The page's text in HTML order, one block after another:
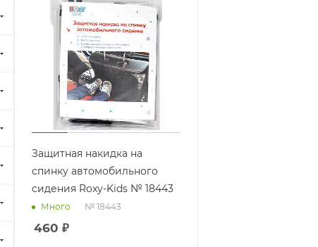
Защитная накидка на
спинку автомобильного
сидения Roxy-Kids № 18443
Много № 18443
460 ₽